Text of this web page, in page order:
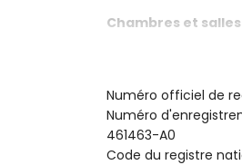
Chambres et
chambre
salle de bains
salle de bains
salle de bains
Numéro officiel de
Numéro
461463-A0
Code du registre